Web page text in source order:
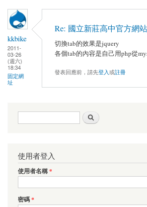
kkbike
2011-
03-26
(週六)
18:34
固定網
址
Re: 國立新莊高中官方網站
切換tab的效果是jquery
各個tab的內容是自己用php從
發表回應前，請先登入或註冊
搜尋表單
使用者登入
使用者名稱*
密碼*